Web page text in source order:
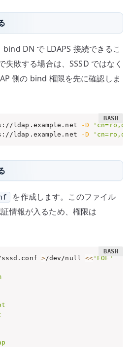
bind DN で LDAPS 接続できるこ
失敗する場合は、SSSD ではなく
側の bind 権限を先に確認しま
ldap.example.net -D
ldap.example.net -D
を作成します。このファイル
情報が入るため、権限は
>/dev/null << 'EOF'